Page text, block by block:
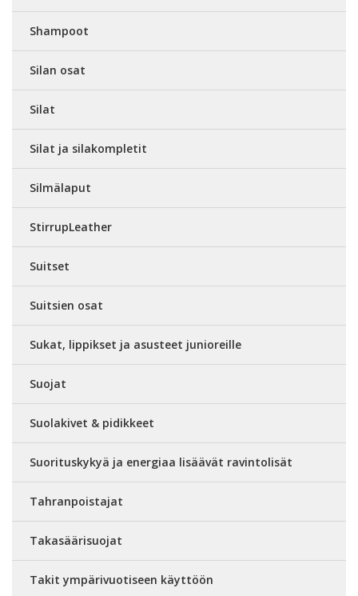
Shampoot
Silan osat
Silat
Silat ja silakompletit
Silmälaput
StirrupLeather
Suitset
Suitsien osat
Sukat, lippikset ja asusteet junioreille
Suojat
Suolakivet & pidikkeet
Suorituskykyä ja energiaa lisäävät ravintolisät
Tahranpoistajat
Takasäärisuojat
Takit ympärivuotiseen käyttöön